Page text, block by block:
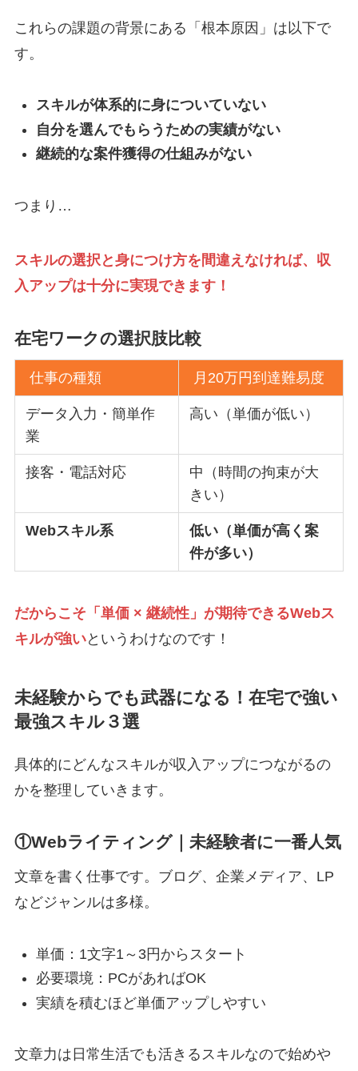
これらの課題の背景にある「根本原因」は以下で
す。
スキルが体系的に身についていない
自分を選んでもらうための実績がない
継続的な案件獲得の仕組みがない
つまり…
スキルの選択と身につけ方を間違えなければ、収
入アップは十分に実現できます！
在宅ワークの選択肢比較
仕事の種類 月20万円到達難易度
データ入力・簡単作
業
高い（単価が低い）
接客・電話対応
中（時間の拘束が大
きい）
Webスキル系
低い（単価が高く案
件が多い）
だからこそ「単価 × 継続性」が期待できるWebス
キルが強いというわけなのです！
未経験からでも武器になる！在宅で強い
最強スキル３選
具体的にどんなスキルが収入アップにつながるの
かを整理していきます。
①Webライティング｜未経験者に一番人気
文章を書く仕事です。ブログ、企業メディア、LP
などジャンルは多様。
単価：1文字1～3円からスタート
必要環境：PCがあればOK
実績を積むほど単価アップしやすい
文章力は日常生活でも活きるスキルなので始めや